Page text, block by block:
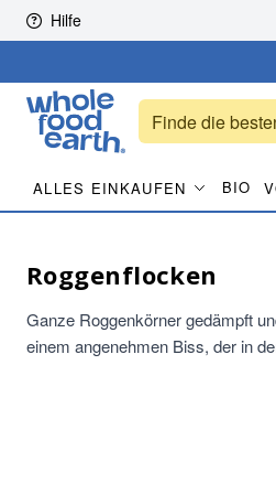
Skip to content
Hilfe
ALLES EINKAUFEN BIO
Roggenflocken
Ganze Roggenkörner gedämpft
einem angenehmen Biss, der in